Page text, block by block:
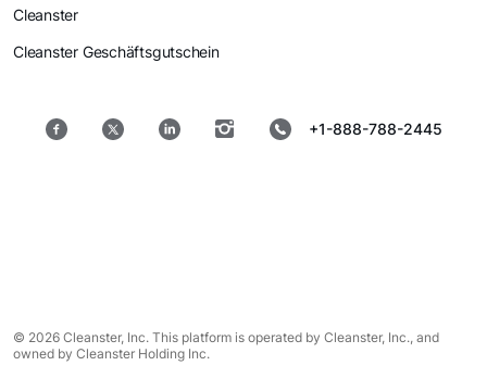
Cleanster
Cleanster Geschäftsgutschein
+1-888-788-2445
© 2026 Cleanster, Inc. This platform is operated by Cleanster, Inc., and
owned by Cleanster Holding Inc.